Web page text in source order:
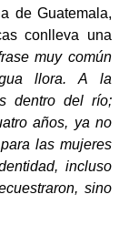
de Guatemala,
conlleva una
muy común
llora. A la
dentro del río;
años, ya no
las mujeres
incluso
sino